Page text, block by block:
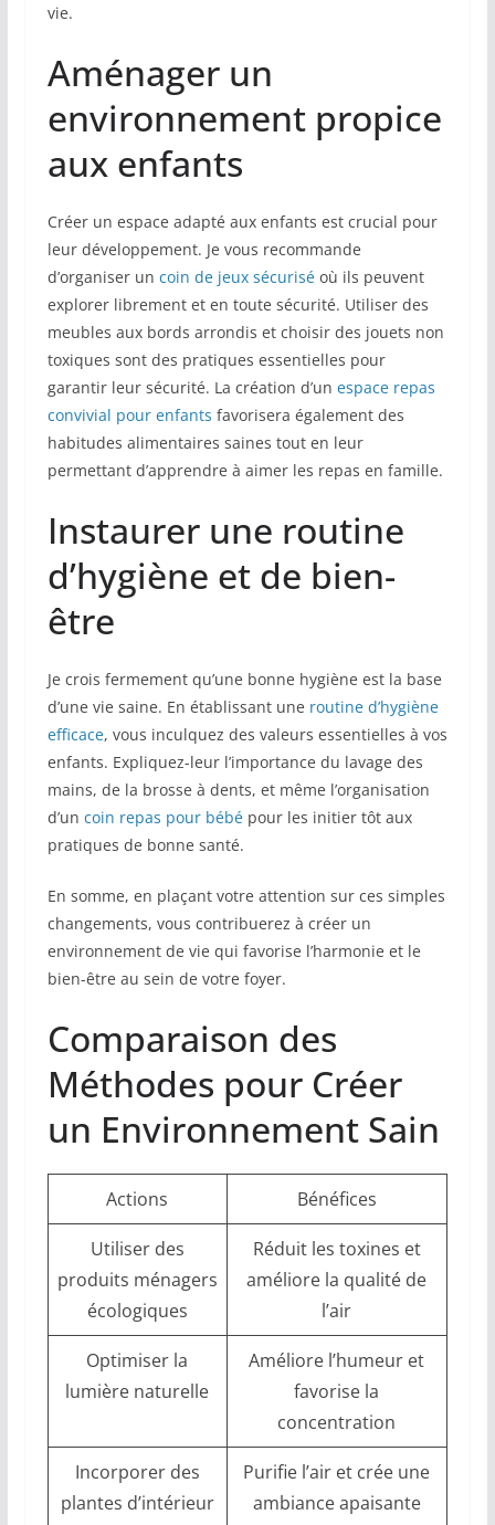
vie.
Aménager un
environnement propice
aux enfants
Créer un espace adapté aux enfants est crucial pour
leur développement. Je vous recommande
d’organiser un coin de jeux sécuriséoù ils peuvent
explorer librement et en toute sécurité. Utiliser des
meubles aux bords arrondis et choisir des jouets non
toxiques sont des pratiques essentielles pour
garantir leur sécurité. La création d’un espace repas
convivial pour enfants favorisera également des
habitudes alimentaires saines tout en leur
permettant d’apprendre à aimer les repas en famille.
Instaurer une routine
d’hygiène et de bien-
être
Je crois fermement qu’une bonne hygiène est la base
d’une vie saine. En établissant une routine d’hygiène
efficace, vous inculquez des valeurs essentielles à vos
enfants. Expliquez-leur l’importance du lavage des
mains, de la brosse à dents, et même l’organisation
d’un coin repas pour bébépour les initier tôt aux
pratiques de bonne santé.
En somme, en plaçant votre attention sur ces simples
changements, vous contribuerez à créer un
environnement de vie qui favorise l’harmonie et le
bien-être au sein de votre foyer.
Comparaison des
Méthodes pour Créer
un Environnement Sain
Actions Bénéfices
Utiliser des
produits ménagers
écologiques
Réduit les toxines et
améliore la qualité de
l’air
Optimiser la
lumière naturelle
Améliore l’humeur et
favorise la
concentration
Incorporer des
plantes d’intérieur
Purifie l’air et crée une
ambiance apaisante